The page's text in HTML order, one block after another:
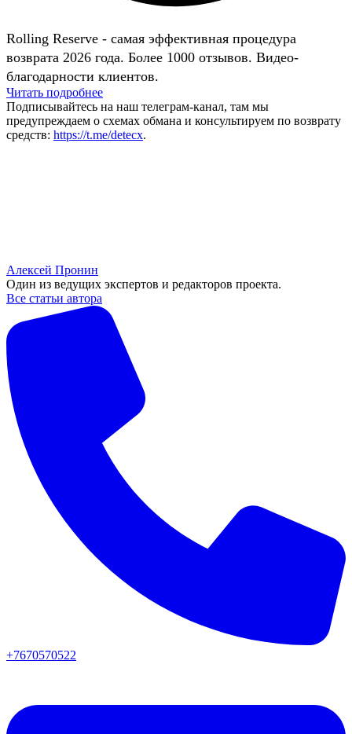
Rolling Reserve - самая эффективная процедура
возврата 2026 года. Более 1000 отзывов. Видео-
благодарности клиентов.
Читать подробнее
Подписывайтесь на наш телеграм-канал, там мы
предупреждаем о схемах обмана и консультируем по возврату
средств: https://t.me/detecx.
Алексей Пронин
Один из ведущих экспертов и редакторов проекта.
Все статьи автора
+7670570522